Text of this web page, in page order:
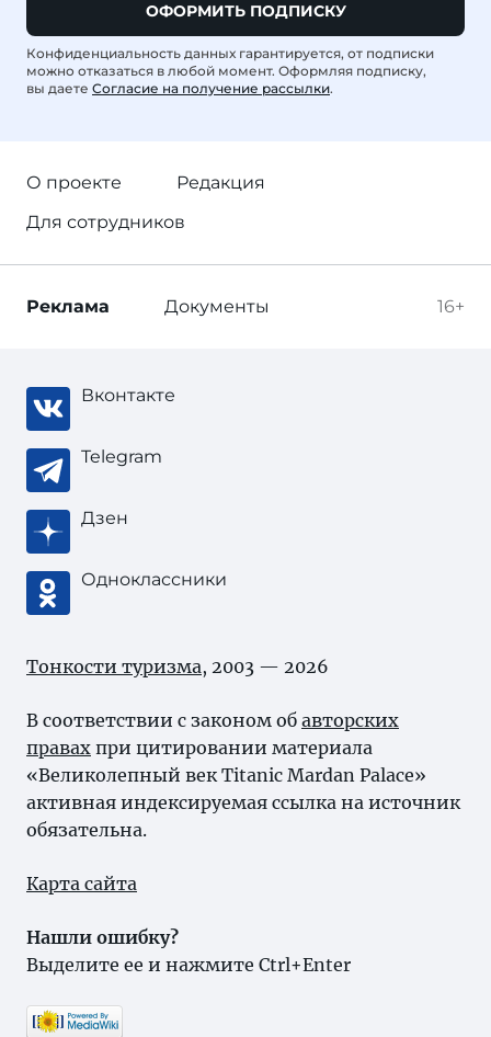
ОФОРМИТЬ ПОДПИСКУ
Конфиденциальность данных гарантируется, от подписки
можно отказаться в любой момент. Оформляя подписку,
вы даете Согласие на получение рассылки.
О проекте
Редакция
Для сотрудников
16+
Реклама Документы
Вконтакте
Telegram
Дзен
Одноклассники
Тонкости туризма, 2003 — 2026
В соответствии с законом об авторских
правах при цитировании материала
«Великолепный век Titanic Mardan Palace»
активная индексируемая ссылка на источник
обязательна.
Карта сайта
Нашли ошибку?
Выделите ее и нажмите Ctrl+Enter